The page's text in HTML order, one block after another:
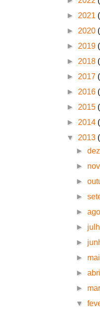
► 2021
► 2020
► 2019
► 2018
► 2017
► 2016
► 2015
► 2014
▼ 2013
►
►
►
►
►
►
►
►
►abril
►
▼